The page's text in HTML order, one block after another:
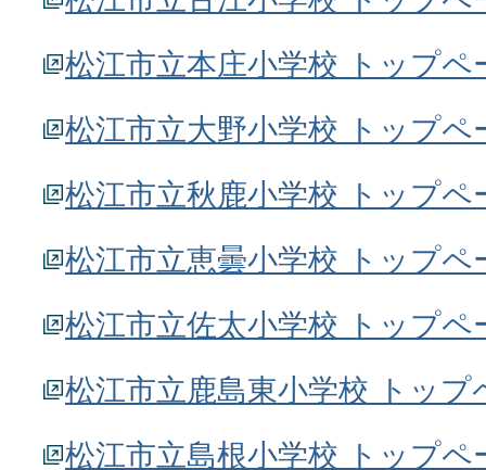
松江市立本庄小学校 トップペ
松江市立大野小学校 トップペ
松江市立秋鹿小学校 トップペ
松江市立恵曇小学校 トップペ
松江市立佐太小学校 トップペ
松江市立鹿島東小学校 トップ
松江市立島根小学校 トップペ